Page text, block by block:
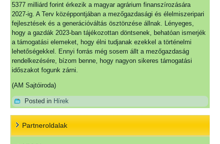
5377 milliárd forint érkezik a magyar agrárium finanszírozására
2027-ig. A Terv középpontjában a mezőgazdasági és élelmiszeripari
fejlesztések és a generációváltás ösztönzése állnak. Lényeges,
hogy a gazdák 2023-ban tájékozottan döntsenek, behatóan ismerjék
a támogatási elemeket, hogy élni tudjanak ezekkel a történelmi
lehetőségekkel. Ennyi forrás még sosem állt a mezőgazdaság
rendelkezésére, bízom benne, hogy nagyon sikeres támogatási
időszakot fogunk zárni.
(AM Sajtóiroda)
Posted in Hírek
Partneroldalak